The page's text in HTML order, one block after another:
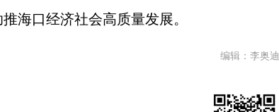
海口经济社会高质量发展。
编辑：李奥迪